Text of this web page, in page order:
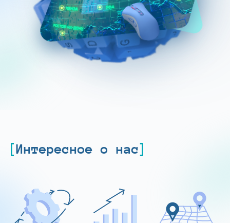
Интересное о нас